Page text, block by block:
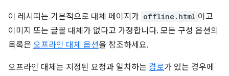
이 레시피는 기본적으로 대체 페이지가 offline.html 이고
이미지 또는 글꼴 대체가 없다고 가정합니다. 모든 구성 옵션의
목록은 오프라인 대체 옵션을 참조하세요.
오프라인 대체는 지정된 요청과 일치하는 경로가 있는 경우에